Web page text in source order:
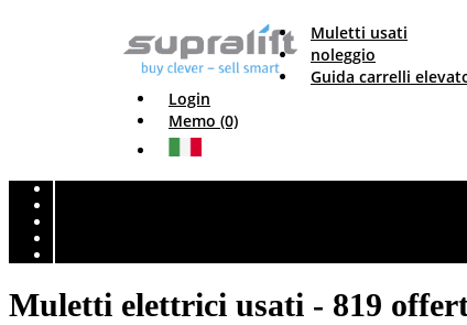
Muletti usati
noleggio
Guida carrelli
Login
Memo (0)
Muletti elettrici usati - 819